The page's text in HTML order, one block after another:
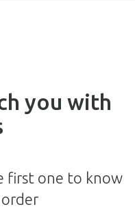
you with
first one to know